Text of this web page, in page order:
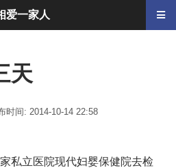
天
时间: 2014-10-14 22:58
私立医院现代妇婴保健院去检
爱一家人